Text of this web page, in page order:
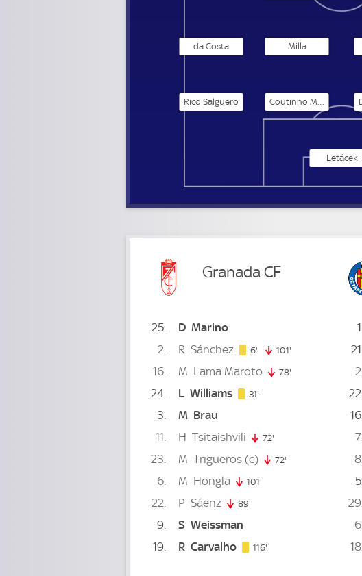
Letácek
Coutinho Meneses Duarte
Rico Salguero
Milla
da Costa
Granada CF
25 D Marino
2
R Sánchez 6' 6. minute
101'
16 M Lama Maroto 78'
24 L Williams 31'
3 M Brau
11
H Tsitaishvili 72'
23 M Trigueros(c) 72'
6 M Hongla 101'
22 P Sáenz 89'
9 S Weissman
19
R Carvalho 116'
1
21
2
22
16
7
8
5
29
6
18